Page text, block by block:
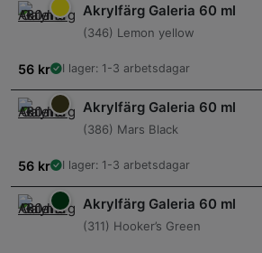
Akrylfärg Galeria 60 ml
(346) Lemon yellow
56 kr I lager: 1-3 arbetsdagar
Akrylfärg Galeria 60 ml
(386) Mars Black
56 kr I lager: 1-3 arbetsdagar
Akrylfärg Galeria 60 ml
(311) Hooker’s Green